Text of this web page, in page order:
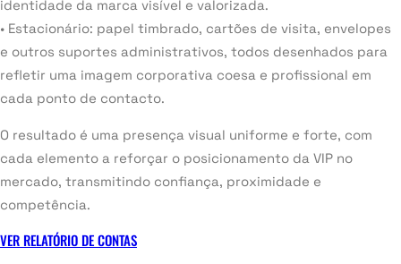
identidade da marca visível e valorizada.
• Estacionário: papel timbrado, cartões de visita, envelopes
e outros suportes administrativos, todos desenhados para
refletir uma imagem corporativa coesa e profissional em
cada ponto de contacto.
O resultado é uma presença visual uniforme e forte, com
cada elemento a reforçar o posicionamento da VIP no
mercado, transmitindo confiança, proximidade e
competência.
VER RELATÓRIO DE CONTAS